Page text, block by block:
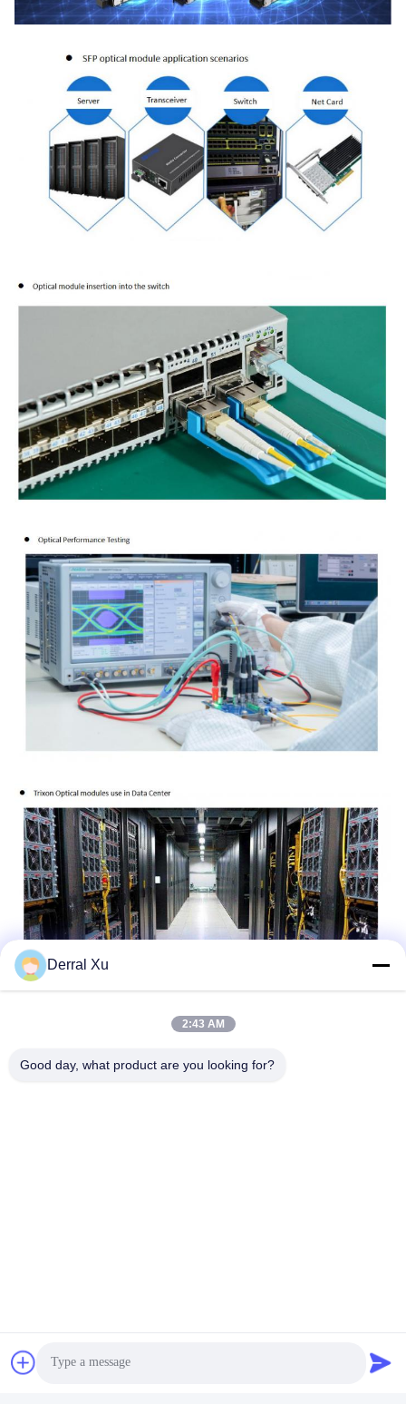
Moduł Nadawczo-Odbiorczy SFP
SFP Dwukierunkowy Nadajnik
Derral Xu
2:43 AM
Good day, what product are you looking for?